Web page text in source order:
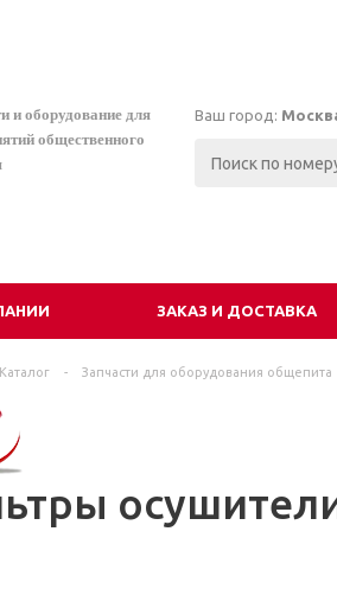
и оборудование для
общественного
Ваш город:
ЗАКАЗ И ДОСТАВКА
Каталог - Запчасти для оборудования общепита